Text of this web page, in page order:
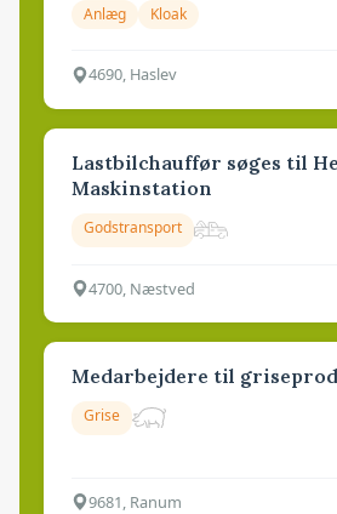
Anlæg Kloak
4690, Haslev
Lastbilchauffør søges til
Maskinstation
Godstransport
4700, Næstved
Medarbejdere til
Grise
9681, Ranum